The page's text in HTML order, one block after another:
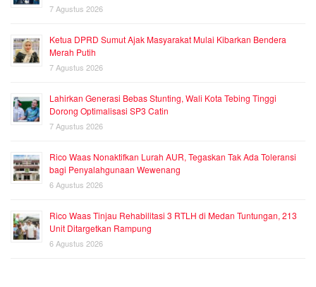
7 Agustus 2026
Ketua DPRD Sumut Ajak Masyarakat Mulai Kibarkan Bendera
Merah Putih
7 Agustus 2026
Lahirkan Generasi Bebas Stunting, Wali Kota Tebing Tinggi
Dorong Optimalisasi SP3 Catin
7 Agustus 2026
Rico Waas Nonaktifkan Lurah AUR, Tegaskan Tak Ada Toleransi
bagi Penyalahgunaan Wewenang
6 Agustus 2026
Rico Waas Tinjau Rehabilitasi 3 RTLH di Medan Tuntungan, 213
Unit Ditargetkan Rampung
6 Agustus 2026